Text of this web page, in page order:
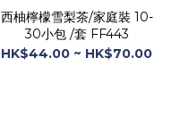
西柚檸檬雪梨茶/家庭裝 10-
30小包 /套 FF443
HK$44.00 ~ HK$70.00